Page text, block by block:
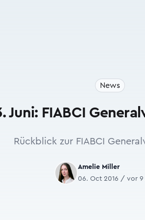
News
Juni: FIABCI
Rückblick zur FIABCI
Amelie Miller
06. Oct 2016 / vor 9